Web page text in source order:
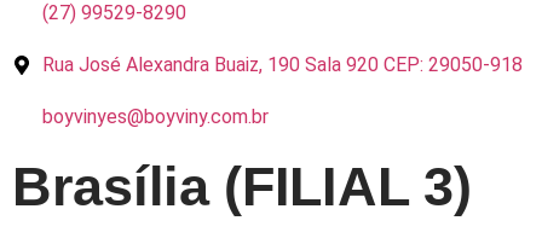
(27) 99529-8290
Rua José Alexandra Buaiz, 190 Sala 920 CEP: 29050-918
boyvinyes@boyviny.com.br
Brasília (FILIAL 3)